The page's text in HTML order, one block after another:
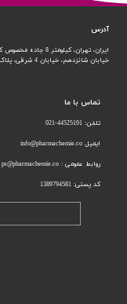
تماس با ما
تلفن: 44525191-021
ایمیل info@pharmachemie.co
روابط عمومی : pr@pharmachemie.co
کد پستی: 1389794581
آدرس
ایران، تهران، کیلومتر 8 جاده مخصوص کرج - نرسیده به آزادگان
خیابان شانزدهم، خیابان 4 شرقی، پلاک 2